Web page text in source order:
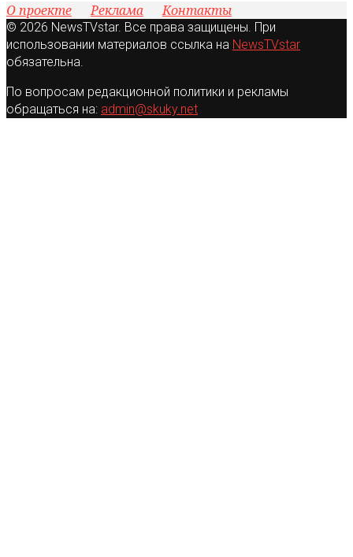
О проекте Реклама Контакты
© 2026 NewsTVstar. Все права защищены. При
использовании материалов ссылка на NewsTVstar
обязательна.
По вопросам редакционной политики и рекламы
обращаться на: admin@skuky.net